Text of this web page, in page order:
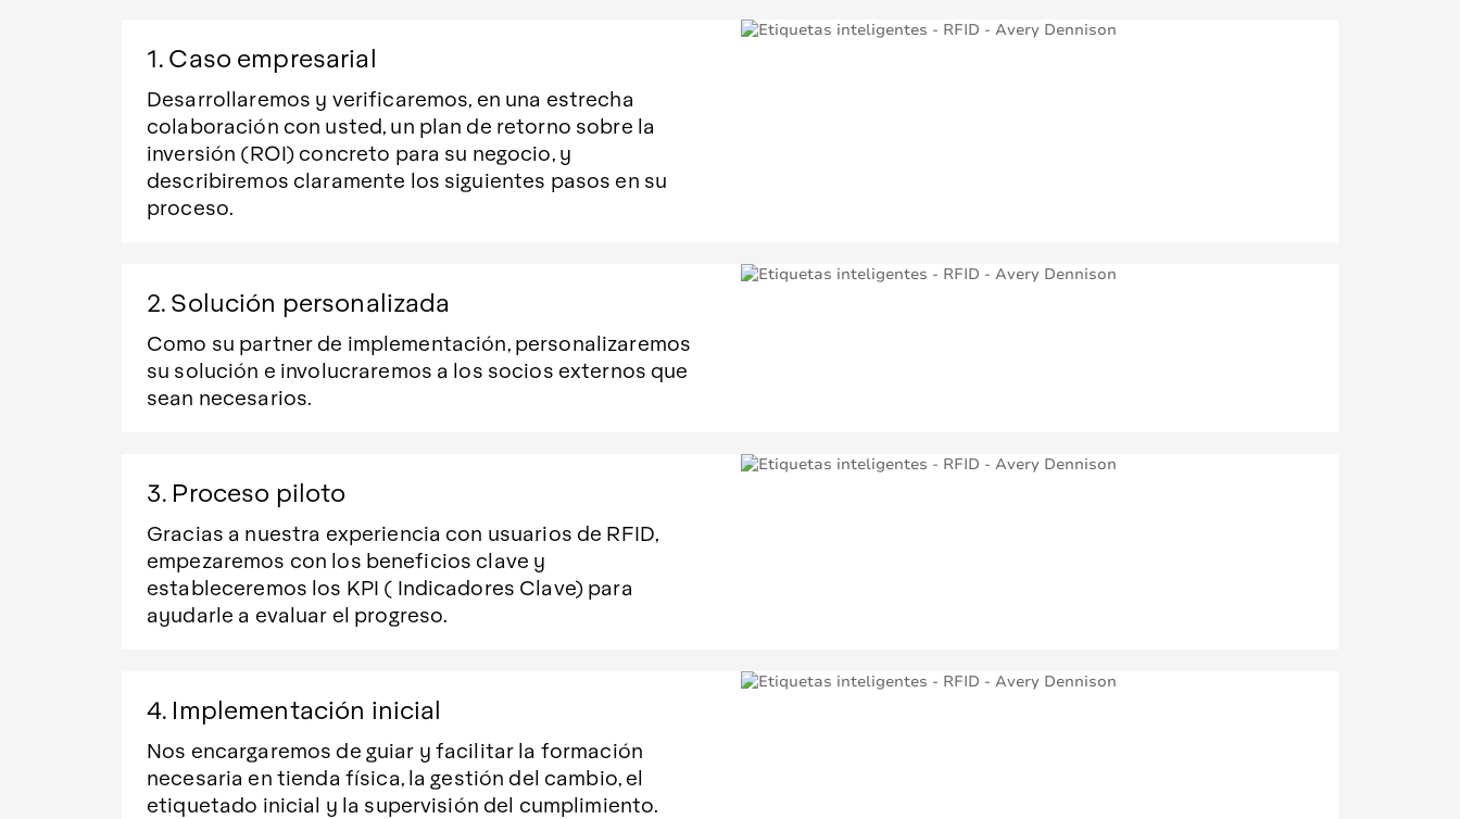
1. Caso empresarial
Desarrollaremos y verificaremos, en una estrecha
colaboración con usted, un plan de retorno sobre la
inversión (ROI) concreto para su negocio, y
describiremos claramente los siguientes pasos en su
proceso.
2. Solución personalizada
Como su partner de implementación, personalizaremos
su solución e involucraremos a los socios externos que
sean necesarios.
3. Proceso piloto
Gracias a nuestra experiencia con usuarios de RFID,
empezaremos con los beneficios clave y
estableceremos los KPI ( Indicadores Clave) para
ayudarle a evaluar el progreso.
4. Implementación inicial
Nos encargaremos de guiar y facilitar la formación
necesaria en tienda física, la gestión del cambio, el
etiquetado inicial y la supervisión del cumplimiento.